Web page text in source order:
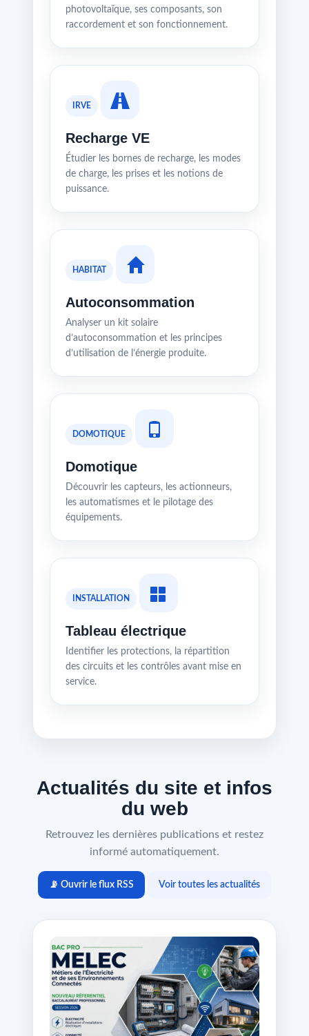
photovoltaïque, ses composants, son
raccordement et son fonctionnement.
IRVE
Recharge VE
Étudier les bornes de recharge, les modes
de charge, les prises et les notions de
puissance.
HABITAT
Autoconsommation
Analyser un kit solaire
d’autoconsommation et les principes
d’utilisation de l’énergie produite.
DOMOTIQUE
Domotique
Découvrir les capteurs, les actionneurs,
les automatismes et le pilotage des
équipements.
INSTALLATION
Tableau électrique
Identifier les protections, la répartition
des circuits et les contrôles avant mise en
service.
Actualités du site et infos
du web
Retrouvez les dernières publications et restez
informé automatiquement.
📡 Ouvrir le flux RSS Voir toutes les actualités